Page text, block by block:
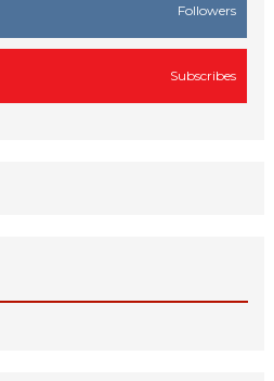
Followers
Subscribes